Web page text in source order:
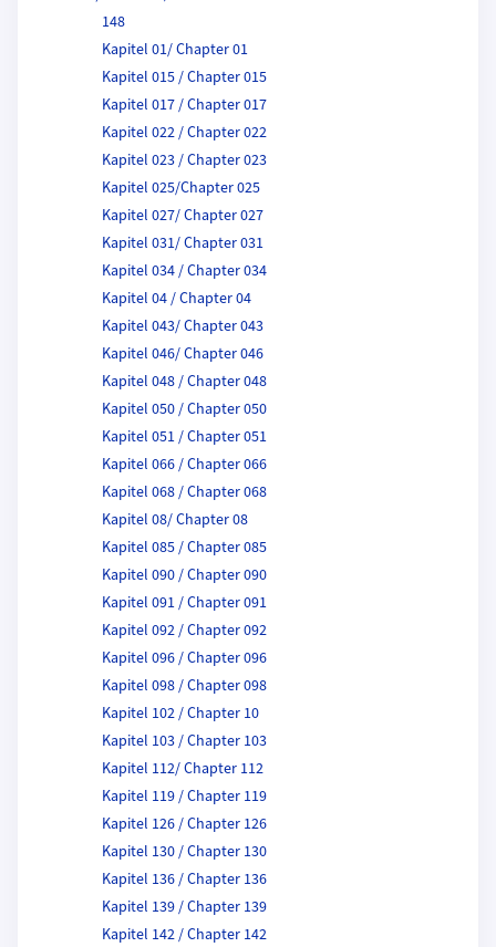
148
Kapitel 01/ Chapter 01
Kapitel 015 / Chapter 015
Kapitel 017 / Chapter 017
Kapitel 022 / Chapter 022
Kapitel 023 / Chapter 023
Kapitel 025/Chapter 025
Kapitel 027/ Chapter 027
Kapitel 031/ Chapter 031
Kapitel 034 / Chapter 034
Kapitel 04 / Chapter 04
Kapitel 043/ Chapter 043
Kapitel 046/ Chapter 046
Kapitel 048 / Chapter 048
Kapitel 050 / Chapter 050
Kapitel 051 / Chapter 051
Kapitel 066 / Chapter 066
Kapitel 068 / Chapter 068
Kapitel 08/ Chapter 08
Kapitel 085 / Chapter 085
Kapitel 090 / Chapter 090
Kapitel 091 / Chapter 091
Kapitel 092 / Chapter 092
Kapitel 096 / Chapter 096
Kapitel 098 / Chapter 098
Kapitel 102 / Chapter 10
Kapitel 103 / Chapter 103
Kapitel 112/ Chapter 112
Kapitel 119 / Chapter 119
Kapitel 126 / Chapter 126
Kapitel 130 / Chapter 130
Kapitel 136 / Chapter 136
Kapitel 139 / Chapter 139
Kapitel 142 / Chapter 142